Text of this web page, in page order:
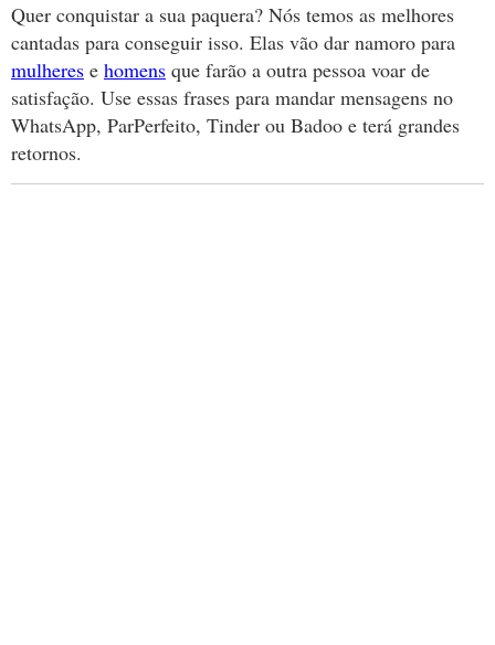
Quer conquistar a sua paquera? Nós temos as melhores
cantadas para conseguir isso. Elas vão dar namoro para
mulheres e homens que farão a outra pessoa voar de
satisfação. Use essas frases para mandar mensagens no
WhatsApp, ParPerfeito, Tinder ou Badoo e terá grandes
retornos.